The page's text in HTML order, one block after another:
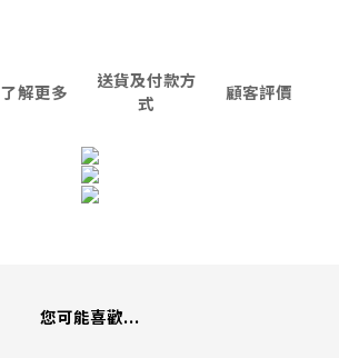
了解更多
送貨及付款方
式
顧客評價
您可能喜歡...